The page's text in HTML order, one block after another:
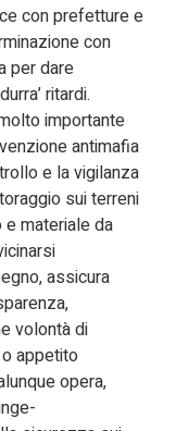
con prefetture e
con
per dare
ritardi.
importante
antimafia
e la vigilanza
sui terreni
materiale da
assicura
volontà di
appetito
opera,